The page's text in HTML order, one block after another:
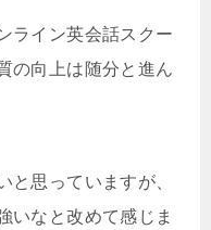
ライン英会話スクー
の向上は随分と進ん
と思っていますが、
いなと改めて感じま